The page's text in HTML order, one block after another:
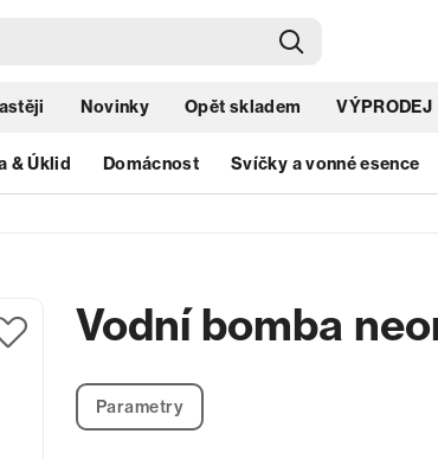
Novinky Opět skladem VÝPRODEJ
& Úklid Domácnost Svíčky a vonné esence
Vodní bomba
Parametry